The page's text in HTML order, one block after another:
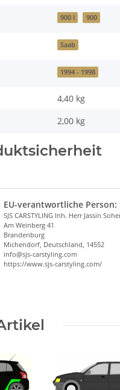
900 I 900
Saab
1994 - 1998
4,40 kg
2,00 kg
EU-verantwortliche Person:
SJS CARSTYLING Inh. Herr Jassin
Am Weinberg 41
Brandenburg
Michendorf, Deutschland, 14552
info@sjs-carstyling.com
https://www.sjs-carstyling.com/